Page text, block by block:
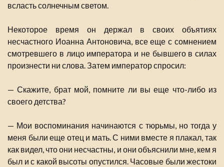
всласть солнечным светом.
Некоторое время он держал в своих объятиях
несчастного Иоанна Антоновича, все еще с сомнением
смотревшего в лицо императора и не бывшего в силах
произнести ни слова. Затем император спросил:
— Скажите, брат мой, помните ли вы еще что-либо из
своего детства?
— Мои воспоминания начинаются с тюрьмы, но тогда у
меня были еще отец и мать. С ними вместе я плакал, так
как видел, что они несчастны, и они объяснили мне, кем я
был и с какой высоты опустился. Часовые были жестоки